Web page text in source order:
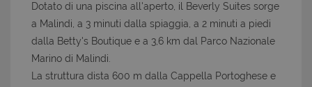
Dotato di una piscina all'aperto, il Beverly Suites sorge
a Malindi, a 3 minuti dalla spiaggia, a 2 minuti a piedi
dalla Betty's Boutique e a 3,6 km dal Parco Nazionale
Marino di Malindi.
La struttura dista 600 m dalla Cappella Portoghese e